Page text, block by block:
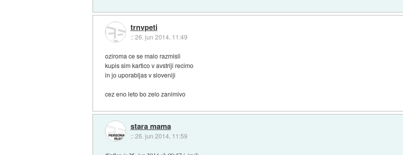
trnvpeti
::26. jun 2014, 11:49
oziroma ce se malo razmisli
kupis sim kartico v avstriji recimo
in jo uporabljas v sloveniji
cez eno leto bo zelo zanimivo
stara mama
::26. jun 2014, 11:59